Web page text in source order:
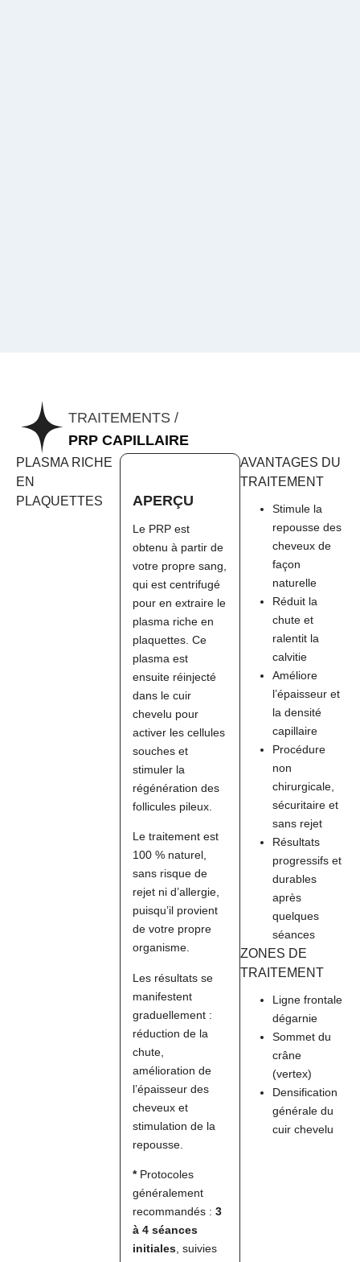
TRAITEMENTS /
PRP CAPILLAIRE
PLASMA RICHE
EN
PLAQUETTES
APERÇU
Le PRP est
obtenu à partir de
votre propre sang,
qui est centrifugé
pour en extraire le
plasma riche en
plaquettes. Ce
plasma est
ensuite réinjecté
dans le cuir
chevelu pour
activer les cellules
souches et
stimuler la
régénération des
follicules pileux.
Le traitement est
100 % naturel,
sans risque de
rejet ni d’allergie,
puisqu’il provient
de votre propre
organisme.
Les résultats se
manifestent
graduellement :
réduction de la
chute,
amélioration de
l’épaisseur des
cheveux et
stimulation de la
repousse.
*Protocoles
généralement
recommandés : 3
à 4 séances
initiales, suivies
AVANTAGES DU
TRAITEMENT
Stimule la
repousse des
cheveux de
façon
naturelle
Réduit la
chute et
ralentit la
calvitie
Améliore
l’épaisseur et
la densité
capillaire
Procédure
non
chirurgicale,
sécuritaire et
sans rejet
Résultats
progressifs et
durables
après
quelques
séances
ZONES DE
TRAITEMENT
Ligne frontale
dégarnie
Sommet du
crâne
(vertex)
Densification
générale du
cuir chevelu